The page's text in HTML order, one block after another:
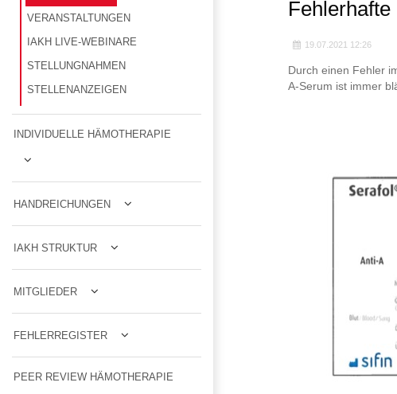
19.07.2021 12:26
Durch einen Fehler
A-Serum ist immer
VERANSTALTUNGEN
IAKH LIVE-WEBINARE
STELLUNGNAHMEN
STELLENANZEIGEN
INDIVIDUELLE HÄMOTHERAPIE
HANDREICHUNGEN
IAKH STRUKTUR
MITGLIEDER
FEHLERREGISTER
PEER REVIEW HÄMOTHERAPIE